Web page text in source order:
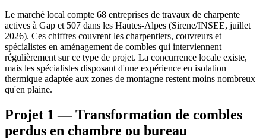
Le marché local compte 68 entreprises de travaux de charpente
actives à Gap et 507 dans les Hautes-Alpes (Sirene/INSEE, juillet
2026). Ces chiffres couvrent les charpentiers, couvreurs et
spécialistes en aménagement de combles qui interviennent
régulièrement sur ce type de projet. La concurrence locale existe,
mais les spécialistes disposant d'une expérience en isolation
thermique adaptée aux zones de montagne restent moins nombreux
qu'en plaine.
Projet 1 — Transformation de combles
perdus en chambre ou bureau